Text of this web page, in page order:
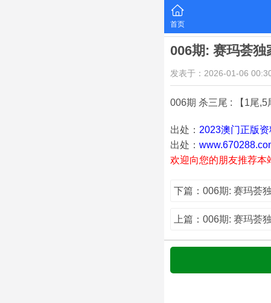
首页
006期: 赛玛荟独
发表于：2026-01-06
006期 杀三尾 : 【1尾,5
出处： 2023澳门正版资
出处：
欢迎向您的朋友推荐本
下篇：006期: 赛玛荟
上篇：006期: 赛玛荟